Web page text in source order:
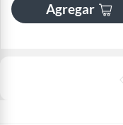
Agregar